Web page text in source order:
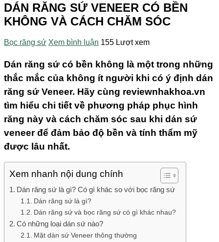
DÁN RĂNG SỨ VENEER CÓ BỀN
KHÔNG VÀ CÁCH CHĂM SÓC
Bọc răng sứ Xem bình luận 155 Lượt xem
Dán răng sứ có bền không là một trong những
thắc mắc của không ít người khi có ý định dán
răng sứ Veneer. Hãy cùng reviewnhakhoa.vn
tìm hiểu chi tiết về phương pháp phục hình
răng này và cách chăm sóc sau khi dán sứ
veneer để đảm bảo độ bền và tính thẩm mỹ
được lâu nhất.
Xem nhanh nội dung chính
Dán răng sứ là gì? Có gì khác so với bọc răng sứ
Dán răng sứ là gì?
Dán răng sứ và bọc răng sứ có gì khác nhau?
Có những loại dán sứ nào?
Mặt dán sứ Veneer thông thường